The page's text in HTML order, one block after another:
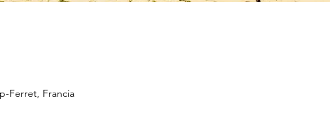
Ferret, Francia